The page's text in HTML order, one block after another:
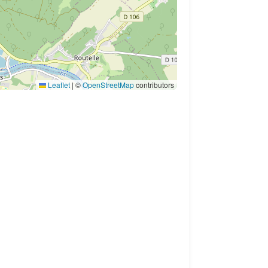
Leaflet | ©OpenStreetMapcontributors